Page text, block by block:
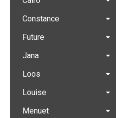
Constance
Future
Jana
Loos
Louise
Menuet